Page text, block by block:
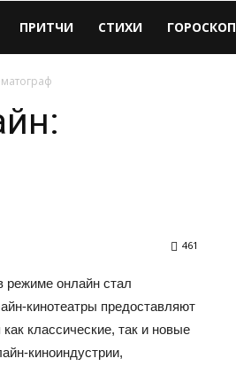
ПРИТЧИ СТИХИ ГОРОСКОП
461
режиме онлайн стал
кинотеатры предоставляют
классические, так и новые
киноиндустрии,